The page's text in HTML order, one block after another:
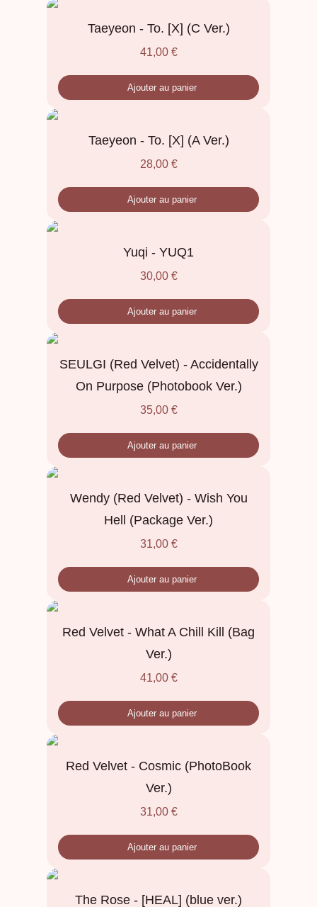
Taeyeon - To. [X] (C Ver.)
41,00 €
Ajouter au panier
Taeyeon - To. [X] (A Ver.)
28,00 €
Ajouter au panier
Yuqi - YUQ1
30,00 €
Ajouter au panier
SEULGI (Red Velvet) - Accidentally
On Purpose (Photobook Ver.)
35,00 €
Ajouter au panier
Wendy (Red Velvet) - Wish You
Hell (Package Ver.)
31,00 €
Ajouter au panier
Red Velvet - What A Chill Kill (Bag
Ver.)
41,00 €
Ajouter au panier
Red Velvet - Cosmic (PhotoBook
Ver.)
31,00 €
Ajouter au panier
The Rose - [HEAL] (blue ver.)